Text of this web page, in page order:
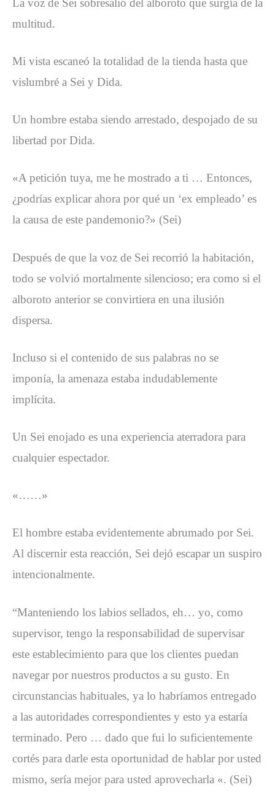
La voz de Sei sobresalió del alboroto que surgía de la
multitud.
Mi vista escaneó la totalidad de la tienda hasta que
vislumbré a Sei y Dida.
Un hombre estaba siendo arrestado, despojado de su
libertad por Dida.
«A petición tuya, me he mostrado a ti … Entonces,
¿podrías explicar ahora por qué un ‘ex empleado’ es
la causa de este pandemonio?» (Sei)
Después de que la voz de Sei recorrió la habitación,
todo se volvió mortalmente silencioso; era como si el
alboroto anterior se convirtiera en una ilusión
dispersa.
Incluso si el contenido de sus palabras no se
imponía, la amenaza estaba indudablemente
implícita.
Un Sei enojado es una experiencia aterradora para
cualquier espectador.
«……»
El hombre estaba evidentemente abrumado por Sei.
Al discernir esta reacción, Sei dejó escapar un suspiro
intencionalmente.
“Manteniendo los labios sellados, eh… yo, como
supervisor, tengo la responsabilidad de supervisar
este establecimiento para que los clientes puedan
navegar por nuestros productos a su gusto. En
circunstancias habituales, ya lo habríamos entregado
a las autoridades correspondientes y esto ya estaría
terminado. Pero … dado que fui lo suficientemente
cortés para darle esta oportunidad de hablar por usted
mismo, sería mejor para usted aprovecharla «. (Sei)